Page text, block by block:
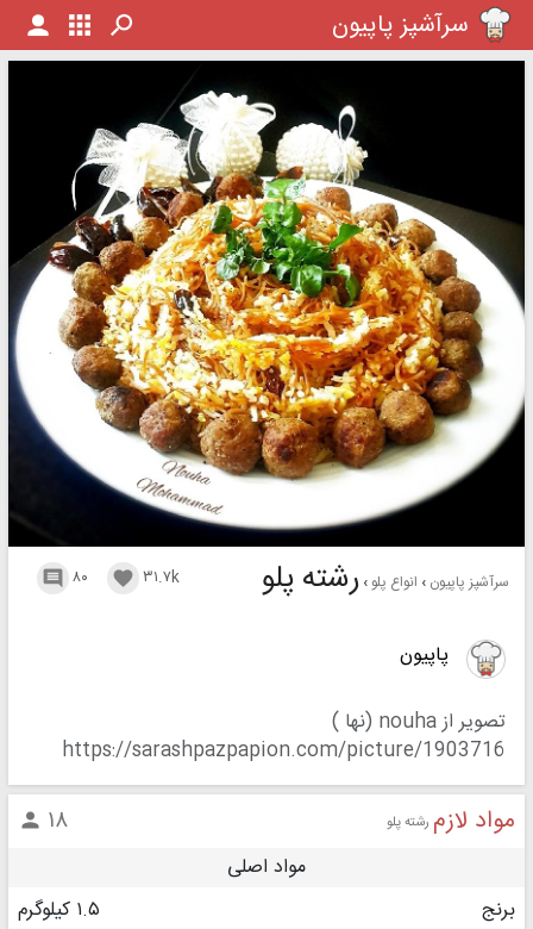
سرآشپز پاپیون
سرآشپز پاپیون انواع پلو رشته پلو ۸۰  ۳۱.۷k 
پاپیون
تصویر از nouha (نها )
https://sarashpazpapion.com/picture/1903716
مواد لازم رشته پلو ۱۸ 
مواد اصلی
برنج
۱.۵ کیلوگرم